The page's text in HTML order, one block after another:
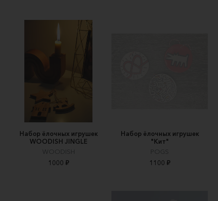
Набор ёлочных игрушек
WOODISH JINGLE
WOODISH
1000 ₽
Набор ёлочных игрушек
"Кит"
POGS
1100 ₽